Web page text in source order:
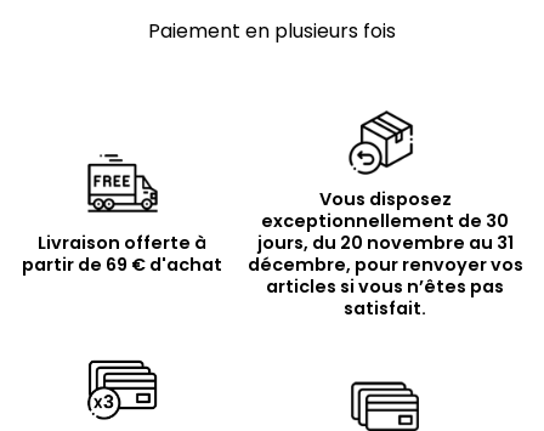
Paiement en plusieurs fois
Livraison offerte à
partir de 69 € d'achat
Vous disposez
exceptionnellement de 30
jours, du 20 novembre au 31
décembre, pour renvoyer vos
articles si vous n’êtes pas
satisfait.